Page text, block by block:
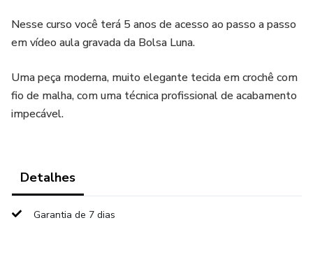
Nesse curso você terá 5 anos de acesso ao passo a passo
em vídeo aula gravada da Bolsa Luna.
Uma peça moderna, muito elegante tecida em crochê com
fio de malha, com uma técnica profissional de acabamento
impecável.
Detalhes
Garantia de 7 dias